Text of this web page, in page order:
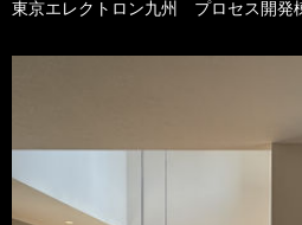
東京エレクトロン九州 プロセス開発